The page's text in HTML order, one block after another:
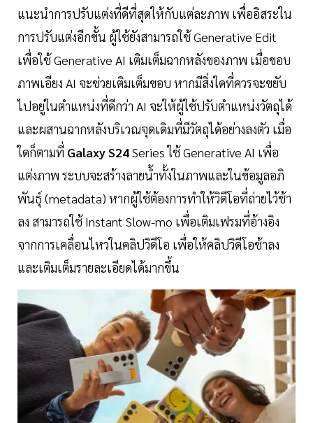
แนะนำการปรับแต่งที่ดีที่สุดให้กับแต่ละภาพ เพื่ออิสระใน
การปรับแต่งอีกขั้น ผู้ใช้ยังสามารถใช้ Generative Edit
เพื่อใช้ Generative AI เติมเต็มฉากหลังของภาพ เมื่อขอบ
ภาพเอียง AI จะช่วยเติมเต็มขอบ หากมีสิ่งใดที่ควรจะขยับ
ไปอยู่ในตำแหน่งที่ดีกว่า AI จะให้ผู้ใช้ปรับตำแหน่งวัตถุได้
และผสานฉากหลังบริเวณจุดเดิมที่มีวัตถุได้อย่างลงตัว เมื่อ
ใดก็ตามที่ Galaxy S24Series ใช้ Generative AI เพื่อ
แต่งภาพ ระบบจะสร้างลายน้ำทั้งในภาพและในข้อมูลอภิ
พันธุ์ (metadata) หากผู้ใช้ต้องการทำให้วิดีโอที่ถ่ายไว้ช้า
ลง สามารถใช้ Instant Slow-mo เพื่อเติมเฟรมที่อ้างอิง
จากการเคลื่อนไหวในคลิปวิดีโอ เพื่อให้คลิปวิดีโอช้าลง
และเติมเต็มรายละเอียดได้มากขึ้น